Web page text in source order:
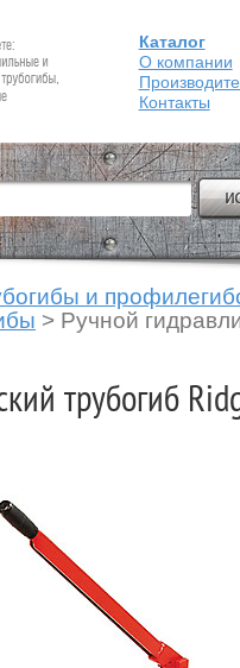
Каталог
О компании
Контакты
и
> Ручной
трубогиб